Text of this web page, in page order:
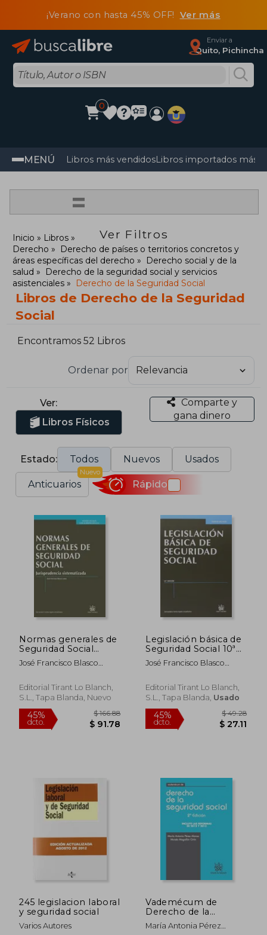
¡Verano con hasta 45% OFF! Ver más
Enviar a
Quito, Pichincha
0
MENÚ Libros más vendidosLibros importados más
=
Ver Filtros
Inicio
Libros
Derecho
Derecho de países o territorios concretos y
áreas específicas del derecho
Derecho social y de la
salud
Derecho de la seguridad social y servicios
asistenciales
Derecho de la Seguridad Social
Libros de Derecho de la Seguridad
Social
Encontramos 52 Libros
Ordenar por
Ver:
Libros Físicos
Comparte y
gana dinero
Estado: Todos Nuevos Usados
Anticuarios
Nuevo
Rápido
Normas generales de
Seguridad Social
Jurisprudencia
Sistematizada 1ª Ed.
José Francisco Blasco
Editorial Tirant Lo Blanch,
S.L., Tapa Blanda, Nuevo
45%
dcto.
Legislación básica de
Seguridad Social 10ª
Ed. 2013 (Textos
Legales)
José Francisco Blasco
Editorial Tirant Lo Blanch,
S.L., Tapa Blanda, Usado
45%
dcto.
245 legislacion laboral
y seguridad social
Varios Autores
Vademécum de
Derecho de la
Seguridad Social 2ª
Ed. 2013
María Antonia Pérez